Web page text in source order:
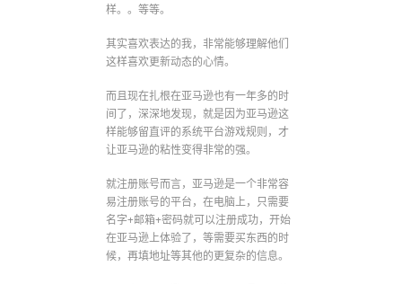
样。。等等。
其实喜欢表达的我，非常能够理解他们
这样喜欢更新动态的心情。
而且现在扎根在亚马逊也有一年多的时
间了，深深地发现，就是因为亚马逊这
样能够留直评的系统平台游戏规则，才
让亚马逊的粘性变得非常的强。
就注册账号而言，亚马逊是一个非常容
易注册账号的平台，在电脑上，只需要
名字+邮箱+密码就可以注册成功，开始
在亚马逊上体验了，等需要买东西的时
候，再填地址等其他的更复杂的信息。